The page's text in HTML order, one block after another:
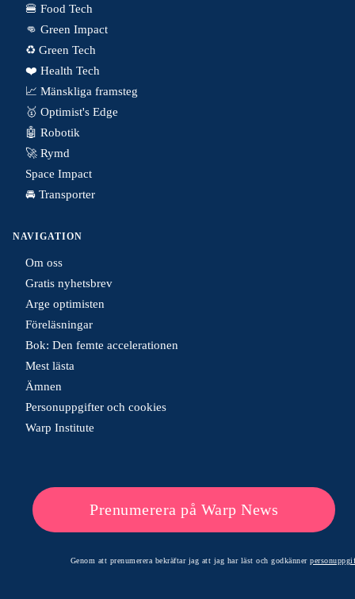
🍔 Food Tech
👊 Green Impact
♻️ Green Tech
❤️ Health Tech
📈 Mänskliga framsteg
🥇 Optimist's Edge
🤖 Robotik
🚀 Rymd
Space Impact
🚘 Transporter
NAVIGATION
Om oss
Gratis nyhetsbrev
Arge optimisten
Föreläsningar
Bok: Den femte accelerationen
Mest lästa
Ämnen
Personuppgifter och cookies
Warp Institute
Prenumerera på Warp News
Genom att prenumerera bekräftar jag att jag har läst och godkänner